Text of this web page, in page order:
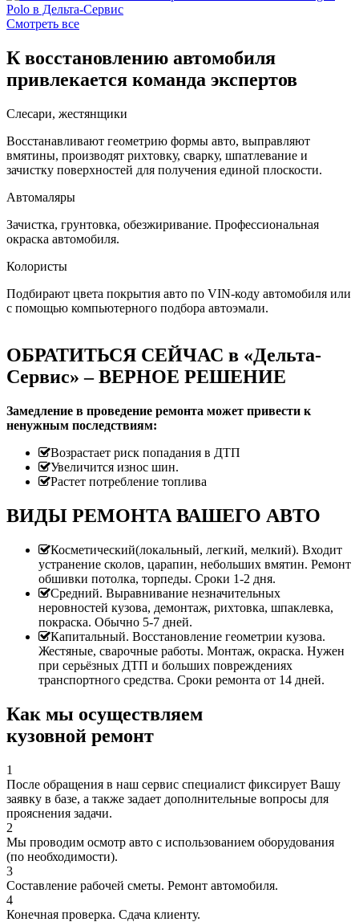
Смотреть все
К восстановлению автомобиля
привлекается команда экспертов
Слесари, жестянщики
Восстанавливают геометрию формы авто, выправляют
вмятины, производят рихтовку, сварку, шпатлевание и
зачистку поверхностей для получения единой плоскости.
Автомаляры
Зачистка, грунтовка, обезжиривание. Профессиональная
окраска автомобиля.
Колористы
Подбирают цвета покрытия авто по VIN-коду автомобиля или
с помощью компьютерного подбора автоэмали.
ОБРАТИТЬСЯ СЕЙЧАС в «Дельта-
Сервис» – ВЕРНОЕ РЕШЕНИЕ
Замедление в проведение ремонта может привести к
ненужным последствиям:
Возрастает риск попадания в ДТП
Увеличится износ шин.
Растет потребление топлива
ВИДЫ РЕМОНТА ВАШЕГО АВТО
Косметический(локальный, легкий, мелкий). Входит
устранение сколов, царапин, небольших вмятин. Ремонт
обшивки потолка, торпеды. Сроки 1-2 дня.
Средний. Выравнивание незначительных
неровностей кузова, демонтаж, рихтовка, шпаклевка,
покраска. Обычно 5-7 дней.
Капитальный. Восстановление геометрии кузова.
Жестяные, сварочные работы. Монтаж, окраска. Нужен
при серьёзных ДТП и больших повреждениях
транспортного средства. Сроки ремонта от 14 дней.
Как мы осуществляем
кузовной ремонт
1
После обращения в наш сервис специалист фиксирует Вашу
заявку в базе, а также задает дополнительные вопросы для
прояснения задачи.
2
Мы проводим осмотр авто с использованием оборудования
(по необходимости).
3
Составление рабочей сметы. Ремонт автомобиля.
4
Конечная проверка. Сдача клиенту.